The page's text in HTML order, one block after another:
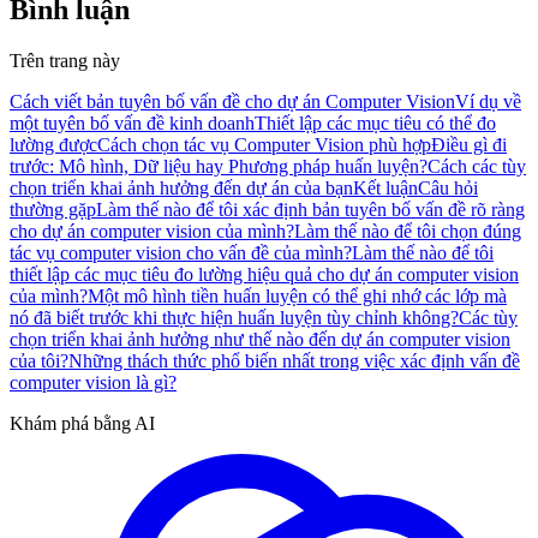
Bình luận
Trên trang này
Cách viết bản tuyên bố vấn đề cho dự án Computer VisionVí dụ về
một tuyên bố vấn đề kinh doanhThiết lập các mục tiêu có thể đo
lường đượcCách chọn tác vụ Computer Vision phù hợpĐiều gì đi
trước: Mô hình, Dữ liệu hay Phương pháp huấn luyện?Cách các tùy
chọn triển khai ảnh hưởng đến dự án của bạnKết luậnCâu hỏi
thường gặpLàm thế nào để tôi xác định bản tuyên bố vấn đề rõ ràng
cho dự án computer vision của mình?Làm thế nào để tôi chọn đúng
tác vụ computer vision cho vấn đề của mình?Làm thế nào để tôi
thiết lập các mục tiêu đo lường hiệu quả cho dự án computer vision
của mình?Một mô hình tiền huấn luyện có thể ghi nhớ các lớp mà
nó đã biết trước khi thực hiện huấn luyện tùy chỉnh không?Các tùy
chọn triển khai ảnh hưởng như thế nào đến dự án computer vision
của tôi?Những thách thức phổ biến nhất trong việc xác định vấn đề
computer vision là gì?
Khám phá bằng AI